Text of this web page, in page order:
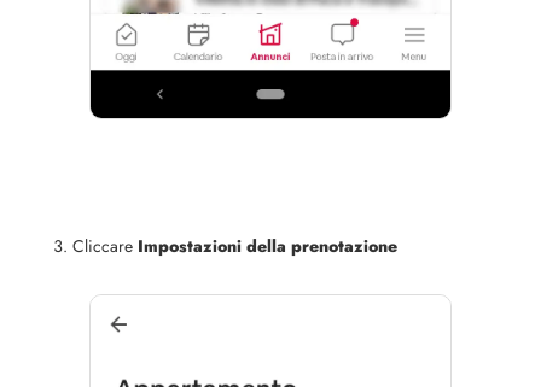
Cliccare Impostazioni della prenotazione